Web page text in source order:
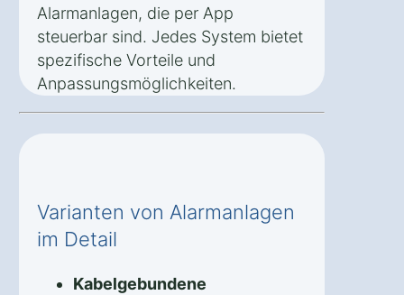
Alarmanlagen, die per App
steuerbar sind. Jedes System bietet
spezifische Vorteile und
Anpassungsmöglichkeiten.
Varianten von Alarmanlagen
im Detail
Kabelgebundene